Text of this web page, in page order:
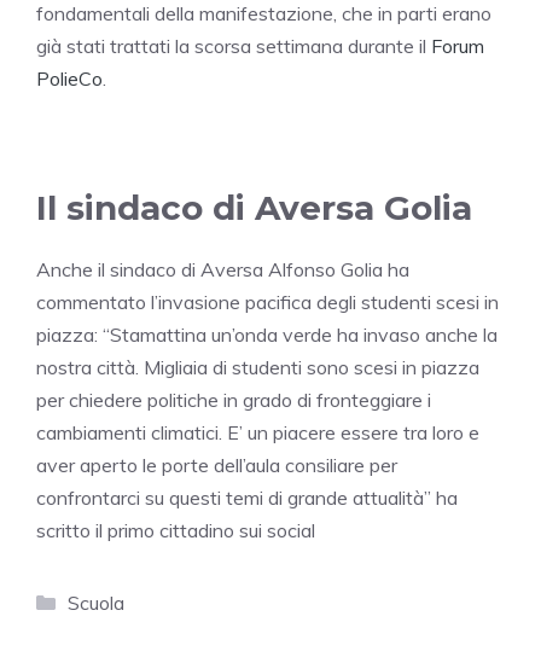
fondamentali della manifestazione, che in parti erano
già stati trattati la scorsa settimana durante il Forum
PolieCo.
Il sindaco di Aversa Golia
Anche il sindaco di Aversa Alfonso Golia ha
commentato l’invasione pacifica degli studenti scesi in
piazza: “Stamattina un’onda verde ha invaso anche la
nostra città. Migliaia di studenti sono scesi in piazza
per chiedere politiche in grado di fronteggiare i
cambiamenti climatici. E’ un piacere essere tra loro e
aver aperto le porte dell’aula consiliare per
confrontarci su questi temi di grande attualità” ha
scritto il primo cittadino sui social
Categorie
Scuola